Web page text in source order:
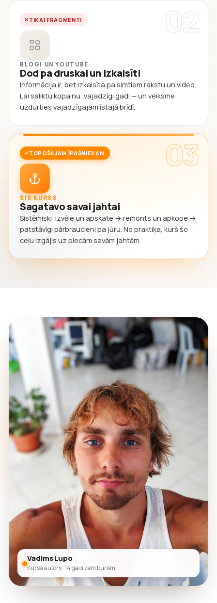
02
TIKAI FRAGMENTI
BLOGI UN YOUTUBE
Dod pa druskai un izkaisīti
Informācija ir, bet izkaisīta pa simtiem rakstu un video.
Lai saliktu kopainu, vajadzīgi gadi — un veiksme
uzdurties vajadzīgajam īstajā brīdī.
03
TOPOŠAJAM ĪPAŠNIEKAM
ŠIS KURSS
Sagatavo savai jahtai
Sistēmiski: izvēle un apskate → remonts un apkope →
patstāvīgi pārbraucieni pa jūru. No praktiķa, kurš šo
ceļu izgājis uz piecām savām jahtām.
Vadims Lupo
Kursa autors · 14 gadi zem burām